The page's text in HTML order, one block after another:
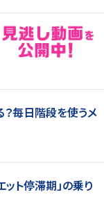
毎日階段を使うメ
ト停滞期」の乗り